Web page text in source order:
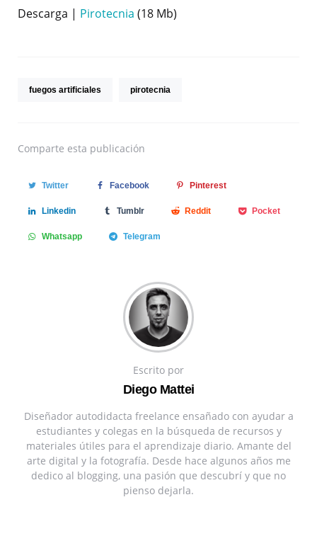
Descarga | Pirotecnia (18 Mb)
fuegos artificiales pirotecnia
Comparte esta publicación
Twitter Facebook Pinterest
Linkedin Tumblr Reddit Pocket
Whatsapp Telegram
Escrito por
Diego Mattei
Diseñador autodidacta freelance ensañado con ayudar a
estudiantes y colegas en la búsqueda de recursos y
materiales útiles para el aprendizaje diario. Amante del
arte digital y la fotografía. Desde hace algunos años me
dedico al blogging, una pasión que descubrí y que no
pienso dejarla.